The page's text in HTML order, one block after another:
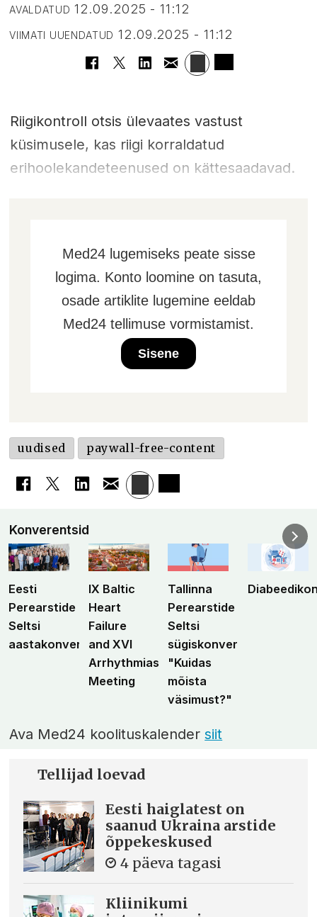
AVALDATUD 12.09.2025 - 11:12
VIIMATI UUENDATUD 12.09.2025 - 11:12
Riigikontroll otsis ülevaates vastust
küsimusele, kas riigi korraldatud
erihoolekandeteenused on kättesaadavad.
Med24 lugemiseks peate sisse
logima. Konto loomine on tasuta,
osade artiklite lugemine eeldab
Med24 tellimuse vormistamist.
Sisene
uudised paywall-free-content
Konverentsid
Eesti
Perearstide
Seltsi
aastakonverents
IX Baltic
Heart
Failure
and XVI
Arrhythmias
Meeting
Tallinna
Perearstide
Seltsi
sügiskonverents
"Kuidas
mõista
väsimust?"
Ava Med24 koolituskalendersiit
Tellijad loevad
Eesti haiglatest on
saanud Ukraina arstide
õppekeskused
4 päeva tagasi
Kliinikumi